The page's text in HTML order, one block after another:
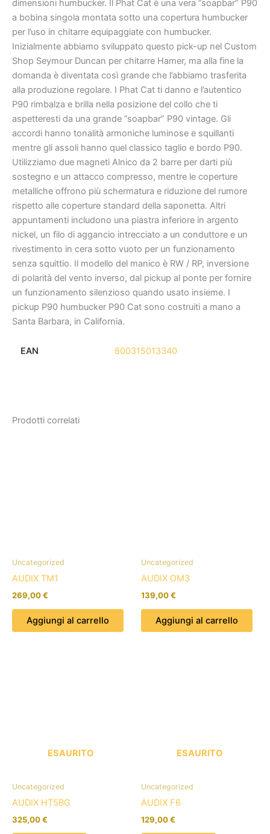
dimensioni humbucker. Il Phat Cat è una vera ”soapbar” P90
a bobina singola montata sotto una copertura humbucker
per l’uso in chitarre equipaggiate con humbucker.
Inizialmente abbiamo sviluppato questo pick-up nel Custom
Shop Seymour Duncan per chitarre Hamer, ma alla fine la
domanda è diventata così grande che l’abbiamo trasferita
alla produzione regolare. I Phat Cat ti danno e l’autentico
P90 rimbalza e brilla nella posizione del collo che ti
aspetteresti da una grande ”soapbar” P90 vintage. Gli
accordi hanno tonalità armoniche luminose e squillanti
mentre gli assoli hanno quel classico taglio e bordo P90.
Utilizziamo due magneti Alnico da 2 barre per darti più
sostegno e un attacco compresso, mentre le coperture
metalliche offrono più schermatura e riduzione del rumore
rispetto alle coperture standard della saponetta. Altri
appuntamenti includono una piastra inferiore in argento
nickel, un filo di aggancio intrecciato a un conduttore e un
rivestimento in cera sotto vuoto per un funzionamento
senza squittio. Il modello del manico è RW / RP, inversione
di polarità del vento inverso, dal pickup al ponte per fornire
un funzionamento silenzioso quando usato insieme. I
pickup P90 humbucker P90 Cat sono costruiti a mano a
Santa Barbara, in California.
EAN 800315013340
Prodotti correlati
Uncategorized
AUDIX TM1
269,00€
Aggiungi al carrello
Uncategorized
AUDIX OM3
139,00€
Aggiungi al carrello
ESAURITO
Uncategorized
AUDIX HT5BG
325,00€
ESAURITO
Uncategorized
AUDIX F6
129,00€